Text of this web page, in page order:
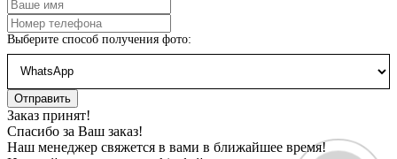
Выберите способ получения фото:
Заказ принят!
Спасибо за Ваш заказ!
Наш менеджер свяжется в вами в ближайшее время!